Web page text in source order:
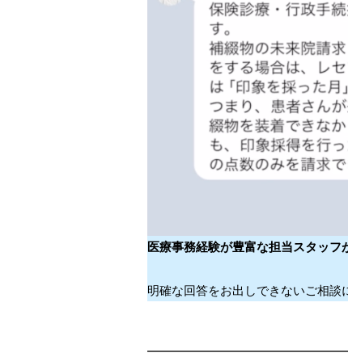
医療事務経験が豊富な担当スタッフ
明確な回答をお出しできないご相談